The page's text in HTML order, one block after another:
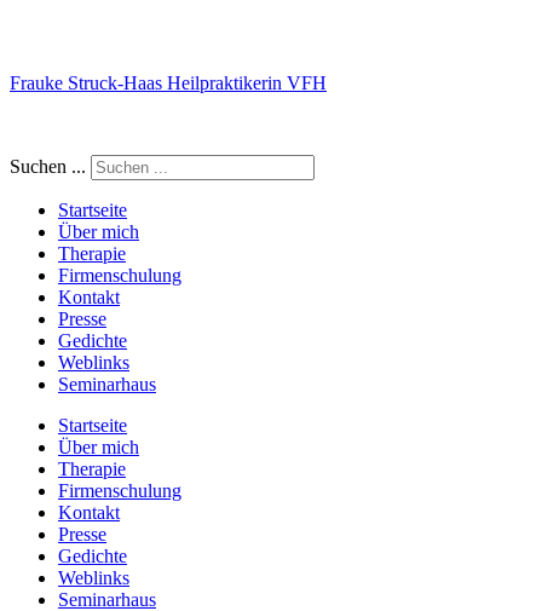
Frauke Struck-Haas Heilpraktikerin VFH
Suchen ...
Startseite
Über mich
Therapie
Firmenschulung
Kontakt
Presse
Gedichte
Weblinks
Seminarhaus
Startseite
Über mich
Therapie
Firmenschulung
Kontakt
Presse
Gedichte
Weblinks
Seminarhaus